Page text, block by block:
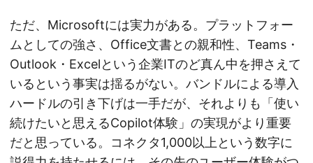
ただ、Microsoftには実力がある。プラットフォー
ムとしての強さ、Office文書との親和性、Teams・
Outlook・Excelという企業ITのど真ん中を押さえて
いるという事実は揺るがない。バンドルによる導入
ハードルの引き下げは一手だが、それよりも「使い
続けたいと思えるCopilot体験」の実現がより重要
だと思っている。コネクタ1,000以上という数字に